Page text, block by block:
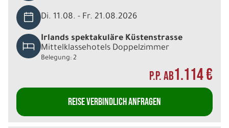
Di. 11.08. - Fr. 21.08.2026
Irlands spektakuläre Küstenstrasse
Mittelklassehotels Doppelzimmer
Belegung: 2
P.P. AB1.114 €
REISE VERBINDLICH ANFRAGEN